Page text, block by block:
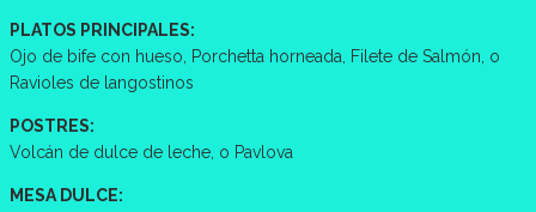
PLATOS PRINCIPALES:
Ojo de bife con hueso, Porchetta horneada, Filete de Salmón, o
Ravioles de langostinos
POSTRES:
Volcán de dulce de leche, o Pavlova
MESA DULCE: